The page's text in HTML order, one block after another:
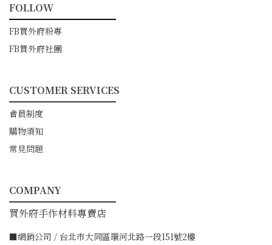
FOLLOW
━━━━━━━━━━━
FB買外府粉專
FB買外府社團
CUSTOMER SERVICES
━━━━━━━━━━━
會員制度
購物須知
常見問題
COMPANY
━━━━━━━━━━━
買外府手作材料專賣店
■網銷公司 / 台北市大同區環河北路一段151號2樓